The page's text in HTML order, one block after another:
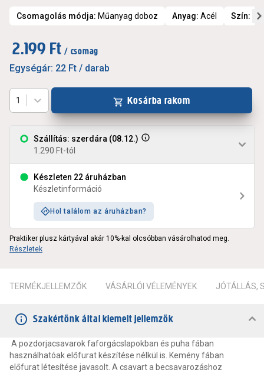
Csomagolás módja: Műanyag doboz Anyag: Acél Szín:
2.199 Ft / csomag
Egységár: 22 Ft / darab
Szállítás: szerdára (08.12.)
1.290 Ft-tól
Készleten 22 áruházban
Készletinformáció
Hol találom az áruházban?
1 Kosárba rakom
Praktiker plusz kártyával akár 10%-kal olcsóbban vásárolhatod meg.
Részletek
TERMÉKJELLEMZŐK VÁSÁRLÓI VÉLEMÉNYEK JÓTÁLLÁS,
Szakértőnk által kiemelt jellemzők
A pozdorjacsavarok faforgácslapokban és puha fában
használhatóak előfurat készítése nélkül is. Kemény fában
előfurat létesítése javasolt. A csavart a becsavarozáshoz